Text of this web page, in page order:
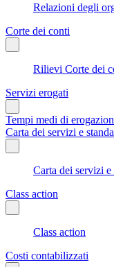
Relazioni degli
Corte dei conti
Rilievi Corte dei
Servizi erogati
Tempi medi di
Carta dei servizi e
Carta dei servizi
Class action
Class action
Costi contabilizzati